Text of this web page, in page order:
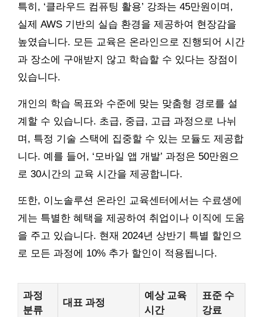
특히, ‘클라우드 컴퓨팅 활용’ 강좌는 45만원이며,
실제 AWS 기반의 실습 환경을 제공하여 현장감을
높였습니다. 모든 교육은 온라인으로 진행되어 시간
과 장소에 구애받지 않고 학습할 수 있다는 장점이
있습니다.
개인의 학습 목표와 수준에 맞는 맞춤형 경로를 설
계할 수 있습니다. 초급, 중급, 고급 과정으로 나뉘
며, 특정 기술 스택에 집중할 수 있는 모듈도 제공합
니다. 예를 들어, ‘모바일 앱 개발’ 과정은 50만원으
로 30시간의 교육 시간을 제공합니다.
또한, 이노솔루션 온라인 교육센터에서는 수료생에
게는 특별한 혜택을 제공하여 취업이나 이직에 도움
을 주고 있습니다. 현재 2024년 상반기 특별 할인으
로 모든 과정에 10% 추가 할인이 적용됩니다.
과정
분류
대표 과정
예상 교육
시간
표준 수
강료